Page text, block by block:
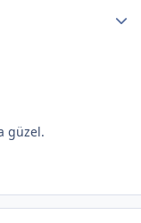
güzel.